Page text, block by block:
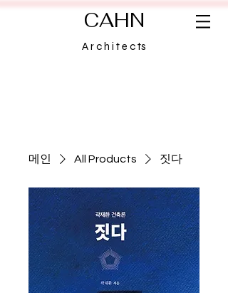
CAHN
A r c h i t e c ts
메인 All Products 짓다